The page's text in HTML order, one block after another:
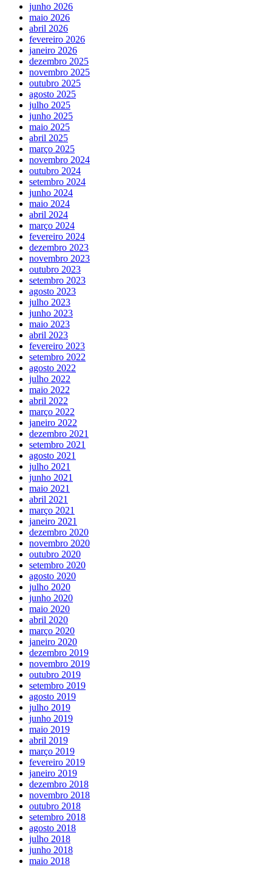
junho 2026
maio 2026
abril 2026
fevereiro 2026
janeiro 2026
dezembro 2025
novembro 2025
outubro 2025
agosto 2025
julho 2025
junho 2025
maio 2025
abril 2025
março 2025
novembro 2024
outubro 2024
setembro 2024
junho 2024
maio 2024
abril 2024
março 2024
fevereiro 2024
dezembro 2023
novembro 2023
outubro 2023
setembro 2023
agosto 2023
julho 2023
junho 2023
maio 2023
abril 2023
fevereiro 2023
setembro 2022
agosto 2022
julho 2022
maio 2022
abril 2022
março 2022
janeiro 2022
dezembro 2021
setembro 2021
agosto 2021
julho 2021
junho 2021
maio 2021
abril 2021
março 2021
janeiro 2021
dezembro 2020
novembro 2020
outubro 2020
setembro 2020
agosto 2020
julho 2020
junho 2020
maio 2020
abril 2020
março 2020
janeiro 2020
dezembro 2019
novembro 2019
outubro 2019
setembro 2019
agosto 2019
julho 2019
junho 2019
maio 2019
abril 2019
março 2019
fevereiro 2019
janeiro 2019
dezembro 2018
novembro 2018
outubro 2018
setembro 2018
agosto 2018
julho 2018
junho 2018
maio 2018